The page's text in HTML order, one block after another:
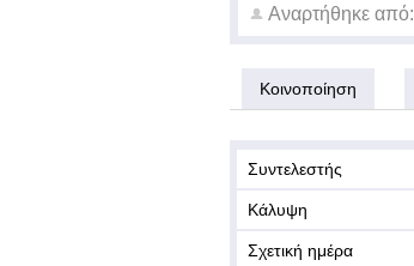
Αναρτήθηκε από:
Κοινοποίηση
Συντελεστής
Κάλυψη
Σχετική ημέρα